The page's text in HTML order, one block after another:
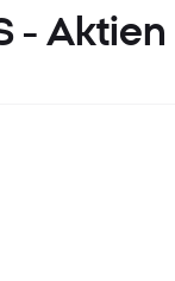
- Aktien